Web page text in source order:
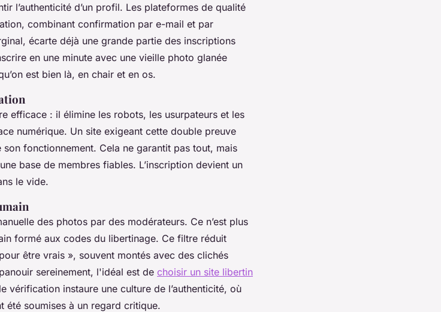
l’authenticité d’un profil. Les plateformes de qualité
combinant confirmation par e-mail et par
écarte déjà une grande partie des inscriptions
en une minute avec une vieille photo glanée
est bien là, en chair et en os.
efficace : il élimine les robots, les usurpateurs et les
numérique. Un site exigeant cette double preuve
fonctionnement. Cela ne garantit pas tout, mais
base de membres fiables. L’inscription devient un
le vide.
des photos par des modérateurs. Ce n’est plus
formé aux codes du libertinage. Ce filtre réduit
être vrais », souvent montés avec des clichés
sereinement, l'idéal est de choisir un site libertin
vérification instaure une culture de l’authenticité, où
été soumises à un regard critique.